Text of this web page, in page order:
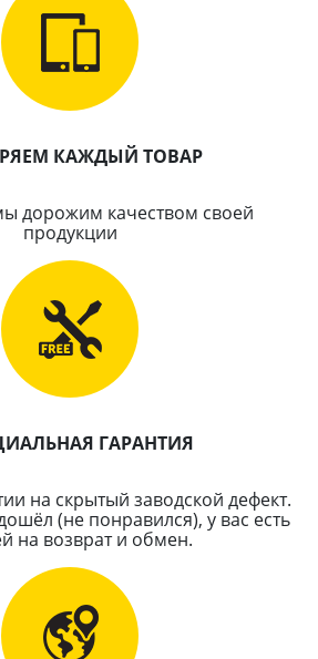
КАЖДЫЙ ТОВАР
дорожим качеством своей
продукции
ГАРАНТИЯ
на скрытый заводской дефект.
(не понравился), у вас есть
на возврат и обмен.